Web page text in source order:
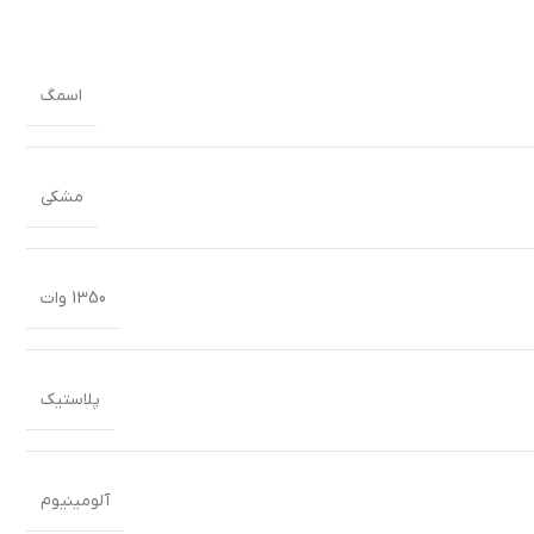
اسمگ
مشکی
1350 وات
پلاستیک
آلومینیوم